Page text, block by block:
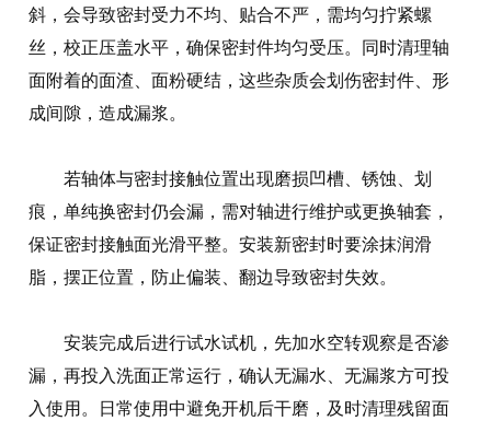
斜，会导致密封受力不均、贴合不严，需均匀拧紧螺
丝，校正压盖水平，确保密封件均匀受压。同时清理轴
面附着的面渣、面粉硬结，这些杂质会划伤密封件、形
成间隙，造成漏浆。
若轴体与密封接触位置出现磨损凹槽、锈蚀、划
痕，单纯换密封仍会漏，需对轴进行维护或更换轴套，
保证密封接触面光滑平整。安装新密封时要涂抹润滑
脂，摆正位置，防止偏装、翻边导致密封失效。
安装完成后进行试水试机，先加水空转观察是否渗
漏，再投入洗面正常运行，确认无漏水、无漏浆方可投
入使用。日常使用中避免开机后干磨，及时清理残留面